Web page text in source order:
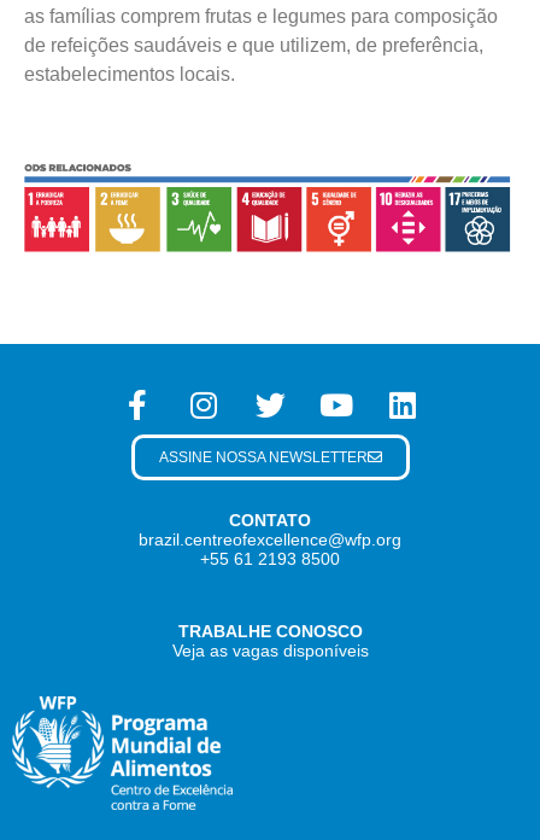
as famílias comprem frutas e legumes para composição
de refeições saudáveis e que utilizem, de preferência,
estabelecimentos locais.
CONTATO
brazil.centreofexcellence@wfp.org
+55 61 2193 8500
TRABALHE CONOSCO
Veja as vagas disponíveis
ASSINE NOSSA NEWSLETTER